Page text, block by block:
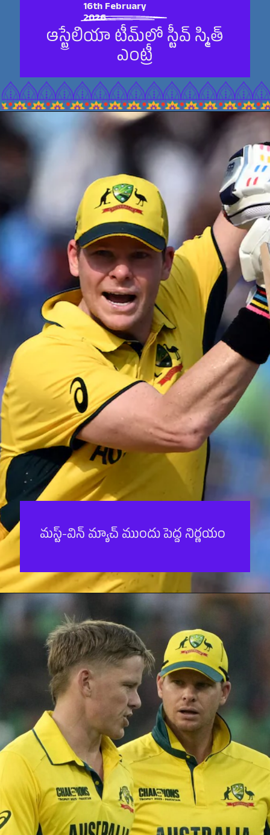
ఆస్ట్రేలియా టీమ్‌లో స్టీవ్ స్మిత్
ఎంట్రీ
16th February
2026
మస్ట్-విన్ మ్యాచ్ ముందు పెద్ద నిర్ణయం